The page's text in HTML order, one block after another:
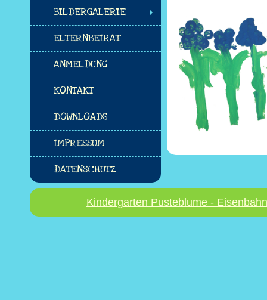
BILDERGALERIE
ELTERNBEIRAT
ANMELDUNG
KONTAKT
DOWNLOADS
IMPRESSUM
DATENSCHUTZ
Kindergarten Pusteblume -